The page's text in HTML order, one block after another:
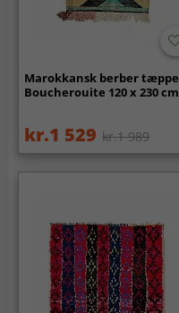
Marokkansk berber tæppe
Boucherouite 120 x 230 cm
kr.1 529 kr.1 989